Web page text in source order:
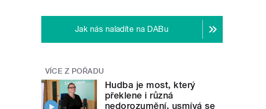
Jak nás naladíte na DABu
VÍCE Z POŘADU
Hudba je most, který
překlene i různá
nedorozumění, usmívá se